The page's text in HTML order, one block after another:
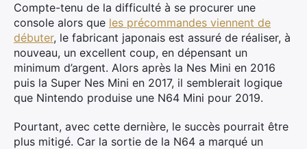
Compte-tenu de la difficulté à se procurer une
console alors que les précommandes viennent de
débuter, le fabricant japonais est assuré de réaliser, à
nouveau, un excellent coup, en dépensant un
minimum d’argent. Alors après la Nes Mini en 2016
puis la Super Nes Mini en 2017, il semblerait logique
que Nintendo produise une N64 Mini pour 2019.
Pourtant, avec cette dernière, le succès pourrait être
plus mitigé. Car la sortie de la N64 a marqué un